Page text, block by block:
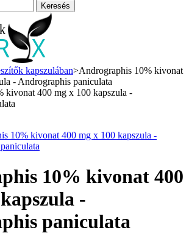
Keresés
kapszulában>Andrographis 10% kivonat
- Andrographis paniculata
10% kivonat 400
-
paniculata